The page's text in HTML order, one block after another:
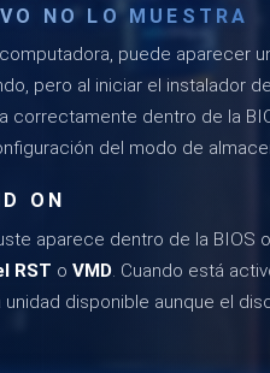
NO LO MUESTRA
puede aparecer
pero al iniciar el instalador
correctamente dentro de la
del modo de
ON
aparece dentro de la BIOS
RST o VMD . Cuando está
disponible aunque el